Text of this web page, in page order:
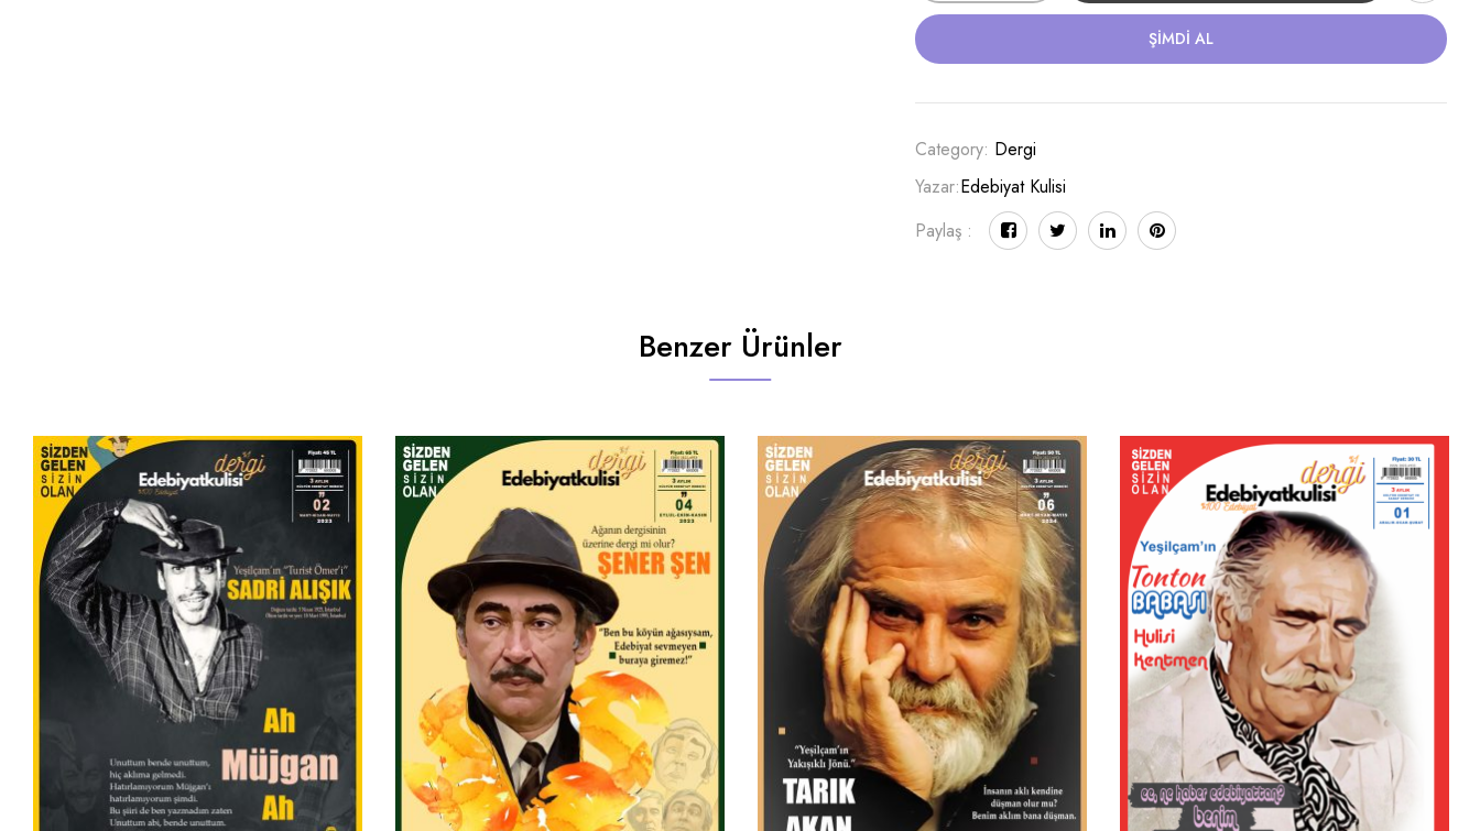
ŞIMDI AL
Category: Dergi
Yazar:Edebiyat Kulisi
Paylaş :
Benzer Ürünler